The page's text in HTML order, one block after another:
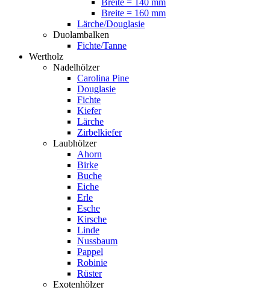
Breite = 140 mm
Breite = 160 mm
Lärche/Douglasie
Duolambalken
Fichte/Tanne
Wertholz
Nadelhölzer
Carolina Pine
Douglasie
Fichte
Kiefer
Lärche
Zirbelkiefer
Laubhölzer
Ahorn
Birke
Buche
Eiche
Erle
Esche
Kirsche
Linde
Nussbaum
Pappel
Robinie
Rüster
Exotenhölzer